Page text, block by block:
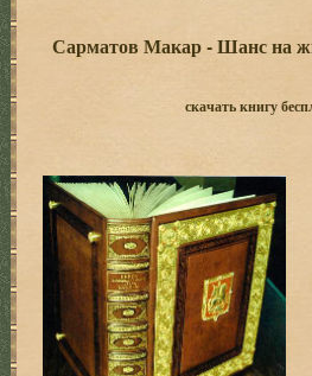
Сарматов Макар - Шанс на
скачать книгу